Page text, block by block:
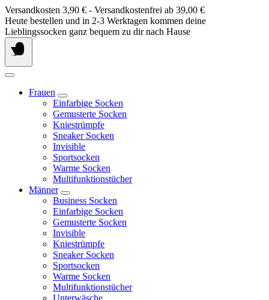
Springe
zum
Inhalt
Versandkosten 3,90 € - Versandkostenfrei ab 39,00 €
Heute bestellen und in 2-3 Werktagen kommen deine
Lieblingssocken ganz bequem zu dir nach Hause
Frauen
Einfarbige Socken
Gemusterte Socken
Kniestrümpfe
Sneaker Socken
Invisible
Sportsocken
Warme Socken
Multifunktionstücher
Männer
Business Socken
Einfarbige Socken
Gemusterte Socken
Invisible
Kniestrümpfe
Sneaker Socken
Sportsocken
Warme Socken
Multifunktionstücher
Unterwäsche